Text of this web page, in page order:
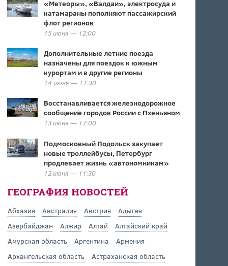
«Метеоры», «Валдаи», электросуда и
катамараны пополняют пассажирский
флот регионов
15 июня — 12:00
Дополнительные летние поезда
назначены для поездок к южным
курортам и в другие регионы
14 июня — 11:30
Восстанавливается железнодорожное
сообщение городов России с Пхеньяном
13 июня — 17:00
Подмосковный Подольск закупает
новые троллейбусы, Петербург
продлевает жизнь «автономникам»
12 июня — 11:30
ГЕОГРАФИЯ НОВОСТЕЙ
Абхазия Австралия Австрия
Адыгея
Азербайджан
Алжир Алтай
Алтайский край
Амурская область
Аргентина
Армения
Архангельская область
Астраханская область